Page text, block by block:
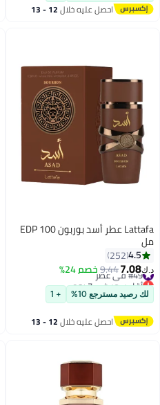
احصل عليه خلال 12 - 13
Lattafa عطر أسد بوربون EDP 100
مل
4.5
252
د.ك‏7.08
9.44خصم 24% #49 في عطر
أقل سعر في 7 يوم
#49 في عطر
لك رصيد مسترجع 10% + 1
احصل عليه خلال 12 - 13